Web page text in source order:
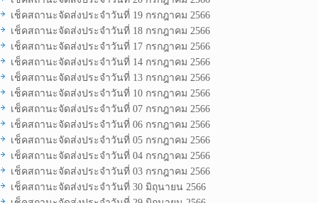
เช็คสถานะจัดส่งประจำวันที่ 19 กรกฎาคม 2566
เช็คสถานะจัดส่งประจำวันที่ 18 กรกฎาคม 2566
เช็คสถานะจัดส่งประจำวันที่ 17 กรกฎาคม 2566
เช็คสถานะจัดส่งประจำวันที่ 14 กรกฎาคม 2566
เช็คสถานะจัดส่งประจำวันที่ 13 กรกฎาคม 2566
เช็คสถานะจัดส่งประจำวันที่ 10 กรกฎาคม 2566
เช็คสถานะจัดส่งประจำวันที่ 07 กรกฎาคม 2566
เช็คสถานะจัดส่งประจำวันที่ 06 กรกฎาคม 2566
เช็คสถานะจัดส่งประจำวันที่ 05 กรกฎาคม 2566
เช็คสถานะจัดส่งประจำวันที่ 04 กรกฎาคม 2566
เช็คสถานะจัดส่งประจำวันที่ 03 กรกฎาคม 2566
เช็คสถานะจัดส่งประจำวันที่ 30 มิถุนายน 2566